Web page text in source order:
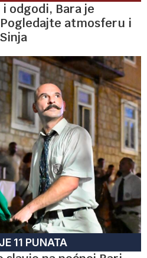
odgodi, Bara je
atmosferu i
11 PUNATA